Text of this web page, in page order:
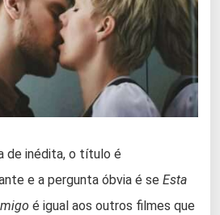
de inédita, o título é
e a pergunta óbvia é se Esta
é igual aos outros filmes que